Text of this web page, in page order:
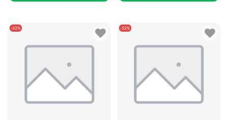
-52% -52%